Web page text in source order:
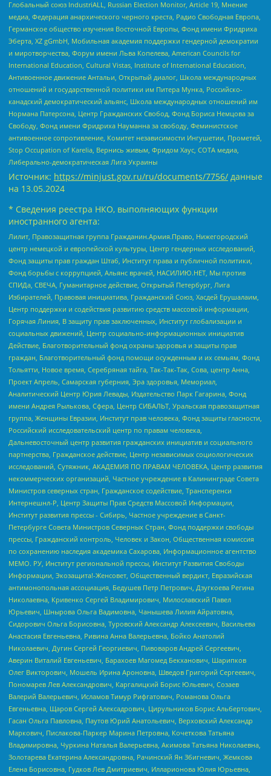
Глобальный союз IndustriALL, Russian Election Monitor, Article 19, Мнение
медиа, Федерация анархического черного креста, Радио Свободная Европа,
Германское общество изучения Восточной Европы, Фонд имени Фридриха
Эберта, XZ gGmbH, Мобильная академия поддержки гендерной демократии
и миротворчества, Форум имени Льва Копелева, American Councils for
International Education, Cultural Vistas, Institute of International Education,
Антивоенное движение Антальи, Открытый диалог, Школа международных
отношений и государственной политики им Питера Мунка, Российско-
канадский демократический альянс, Школа международных отношений им
Нормана Патерсона, Центр Гражданских Свобод, Фонд Бориса Немцова за
Свободу, Фонд имени Фридриха Науманна за свободу, Феминистское
антивоенное сопротивление, Комитет независимости Ингушетии, Прометей,
Stop Occupation of Karelia, Вернись живым, Фридом Хаус, СОТА медиа,
Либерально-демократическая Лига Украины
Источник: https://minjust.gov.ru/ru/documents/7756/ данные
на 13.05.2024
* Сведения реестра НКО, выполняющих функции
иностранного агента:
Лилит, Правозащитная группа Гражданин.Армия.Право, Нижегородский
центр немецкой и европейской культуры, Центр гендерных исследований,
Фонд защиты прав граждан Штаб, Институт права и публичной политики,
Фонд борьбы с коррупцией, Альянс врачей, НАСИЛИЮ.НЕТ, Мы против
СПИДа, СВЕЧА, Гуманитарное действие, Открытый Петербург, Лига
Избирателей, Правовая инициатива, Гражданский Союз, Хасдей Ерушалаим,
Центр поддержки и содействия развитию средств массовой информации,
Горячая Линия, В защиту прав заключенных, Институт глобализации и
социальных движений, Центр социально-информационных инициатив
Действие, Благотворительный фонд охраны здоровья и защиты прав
граждан, Благотворительный фонд помощи осужденным и их семьям, Фонд
Тольятти, Новое время, Серебряная тайга, Так-Так-Так, Сова, центр Анна,
Проект Апрель, Самарская губерния, Эра здоровья, Мемориал,
Аналитический Центр Юрия Левады, Издательство Парк Гагарина, Фонд
имени Андрея Рылькова, Сфера, Центр СИБАЛЬТ, Уральская правозащитная
группа, Женщины Евразии, Институт прав человека, Фонд защиты гласности,
Российский исследовательский центр по правам человека,
Дальневосточный центр развития гражданских инициатив и социального
партнерства, Гражданское действие, Центр независимых социологических
исследований, Сутяжник, АКАДЕМИЯ ПО ПРАВАМ ЧЕЛОВЕКА, Центр развития
некоммерческих организаций, Частное учреждение в Калининграде Совета
Министров северных стран, Гражданское содействие, Трансперенси
Интернешнл-Р, Центр Защиты Прав Средств Массовой Информации,
Институт развития прессы - Сибирь, Частное учреждение в Санкт-
Петербурге Совета Министров Северных Стран, Фонд поддержки свободы
прессы, Гражданский контроль, Человек и Закон, Общественная комиссия
по сохранению наследия академика Сахарова, Информационное агентство
МЕМО. РУ, Институт региональной прессы, Институт Развития Свободы
Информации, Экозащита!-Женсовет, Общественный вердикт, Евразийская
антимонопольная ассоциация, Бедушев Петр Петрович, Дзугкоева Регина
Николаевна, Кривенко Сергей Владимирович, Милославский Павел
Юрьевич, Шнырова Ольга Вадимовна, Чанышева Лилия Айратовна,
Сидорович Ольга Борисовна, Туровский Александр Алексеевич, Васильева
Анастасия Евгеньевна, Ривина Анна Валерьевна, Бойко Анатолий
Николаевич, Дугин Сергей Георгиевич, Пивоваров Андрей Сергеевич,
Аверин Виталий Евгеньевич, Барахоев Магомед Бекханович, Шарипков
Олег Викторович, Мошель Ирина Ароновна, Шведов Григорий Сергеевич,
Пономарев Лев Александрович, Каргалицкий Борис Юльевич, Созаев
Валерий Валерьевич, Исламов Тимур Рифгатович, Романова Ольга
Евгеньевна, Щаров Сергей Алексадрович, Цирульников Борис Альбертович,
Гасан Ольга Павловна, Паутов Юрий Анатольевич, Верховский Александр
Маркович, Пислакова-Паркер Марина Петровна, Кочеткова Татьяна
Владимировна, Чуркина Наталья Валерьевна, Акимова Татьяна Николаевна,
Золотарева Екатерина Александровна, Рачинский Ян Збигневич, Жемкова
Елена Борисовна, Гудков Лев Дмитриевич, Илларионова Юлия Юрьевна,